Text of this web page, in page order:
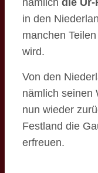
in den
manchen
wird.
Von den
nämlich seinen
nun wieder
Festland die
erfreuen.